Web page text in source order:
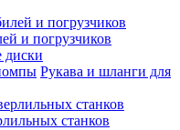
и погрузчиков
диски
Рукава и шланги для
станков